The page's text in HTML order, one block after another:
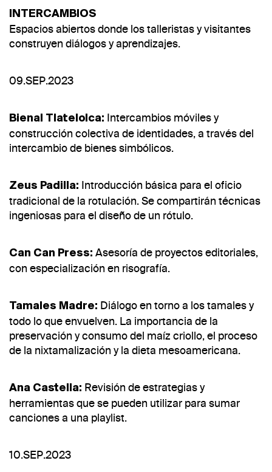
INTERCAMBIOS
Espacios abiertos donde los talleristas y visitantes
construyen diálogos y aprendizajes.
09.SEP.2023
Bienal Tlatelolca: Intercambios móviles y
construcción colectiva de identidades, a través del
intercambio de bienes simbólicos.
Zeus Padilla: Introducción básica para el oficio
tradicional de la rotulación. Se compartirán técnicas
ingeniosas para el diseño de un rótulo.
Can Can Press: Asesoría de proyectos editoriales,
con especialización en risografía.
Tamales Madre: Diálogo en torno a los tamales y
todo lo que envuelven. La importancia de la
preservación y consumo del maíz criollo, el proceso
de la nixtamalización y la dieta mesoamericana.
Ana Castella: Revisión de estrategias y
herramientas que se pueden utilizar para sumar
canciones a una playlist.
10.SEP.2023